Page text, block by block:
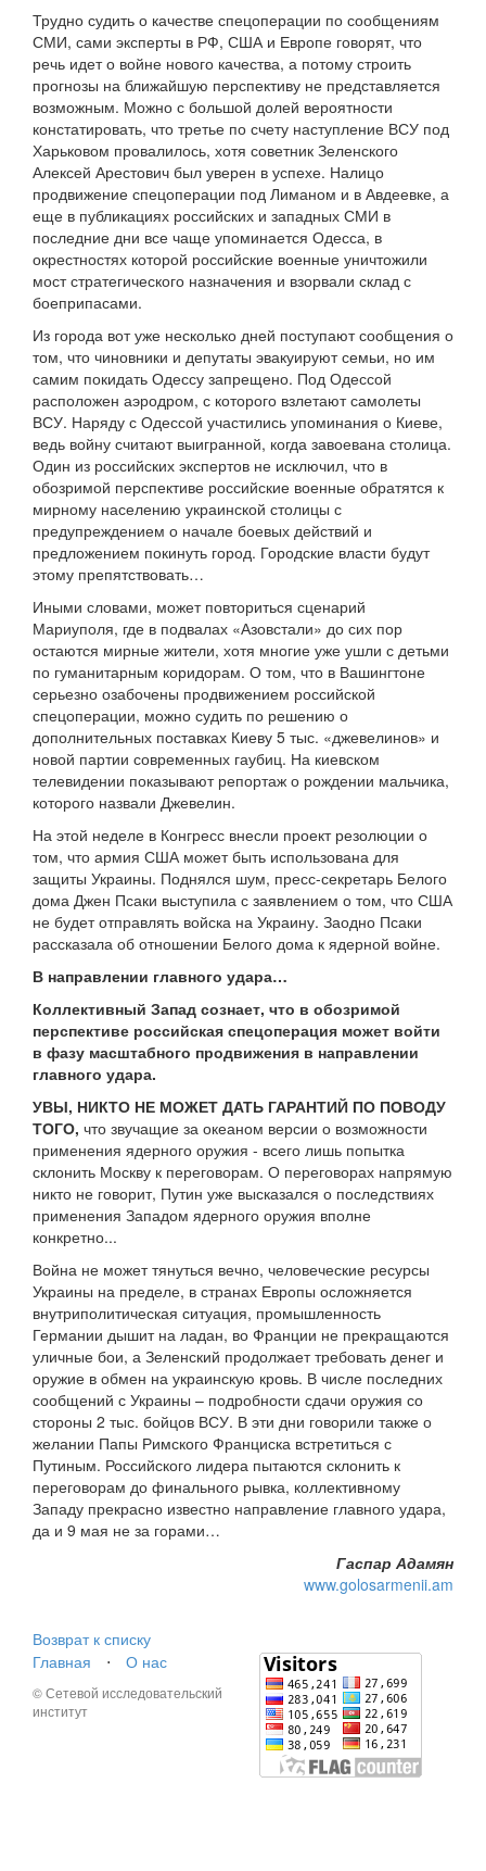
Трудно судить о качестве спецоперации по сообщениям
СМИ, сами эксперты в РФ, США и Европе говорят, что
речь идет о войне нового качества, а потому строить
прогнозы на ближайшую перспективу не представляется
возможным. Можно с большой долей вероятности
констатировать, что третье по счету наступление ВСУ под
Харьковом провалилось, хотя советник Зеленского
Алексей Арестович был уверен в успехе. Налицо
продвижение спецоперации под Лиманом и в Авдеевке, а
еще в публикациях российских и западных СМИ в
последние дни все чаще упоминается Одесса, в
окрестностях которой российские военные уничтожили
мост стратегического назначения и взорвали склад с
боеприпасами.
Из города вот уже несколько дней поступают сообщения о
том, что чиновники и депутаты эвакуируют семьи, но им
самим покидать Одессу запрещено. Под Одессой
расположен аэродром, с которого взлетают самолеты
ВСУ. Наряду с Одессой участились упоминания о Киеве,
ведь войну считают выигранной, когда завоевана столица.
Один из российских экспертов не исключил, что в
обозримой перспективе российские военные обратятся к
мирному населению украинской столицы с
предупреждением о начале боевых действий и
предложением покинуть город. Городские власти будут
этому препятствовать…
Иными словами, может повториться сценарий
Мариуполя, где в подвалах «Азовстали» до сих пор
остаются мирные жители, хотя многие уже ушли с детьми
по гуманитарным коридорам. О том, что в Вашингтоне
серьезно озабочены продвижением российской
спецоперации, можно судить по решению о
дополнительных поставках Киеву 5 тыс. «джевелинов» и
новой партии современных гаубиц. На киевском
телевидении показывают репортаж о рождении мальчика,
которого назвали Джевелин.
На этой неделе в Конгресс внесли проект резолюции о
том, что армия США может быть использована для
защиты Украины. Поднялся шум, пресс-секретарь Белого
дома Джен Псаки выступила с заявлением о том, что США
не будет отправлять войска на Украину. Заодно Псаки
рассказала об отношении Белого дома к ядерной войне.
В направлении главного удара…
Коллективный Запад сознает, что в обозримой
перспективе российская спецоперация может войти
в фазу масштабного продвижения в направлении
главного удара.
УВЫ, НИКТО НЕ МОЖЕТ ДАТЬ ГАРАНТИЙ ПО ПОВОДУ
ТОГО, что звучащие за океаном версии о возможности
применения ядерного оружия - всего лишь попытка
склонить Москву к переговорам. О переговорах напрямую
никто не говорит, Путин уже высказался о последствиях
применения Западом ядерного оружия вполне
конкретно...
Война не может тянуться вечно, человеческие ресурсы
Украины на пределе, в странах Европы осложняется
внутриполитическая ситуация, промышленность
Германии дышит на ладан, во Франции не прекращаются
уличные бои, а Зеленский продолжает требовать денег и
оружие в обмен на украинскую кровь. В числе последних
сообщений с Украины – подробности сдачи оружия со
стороны 2 тыс. бойцов ВСУ. В эти дни говорили также о
желании Папы Римского Франциска встретиться с
Путиным. Российского лидера пытаются склонить к
переговорам до финального рывка, коллективному
Западу прекрасно известно направление главного удара,
да и 9 мая не за горами…
Гаспар Адамян
www.golosarmenii.am
Возврат к списку
Главная
⋅ О нас
© Сетевой исследовательский
институт